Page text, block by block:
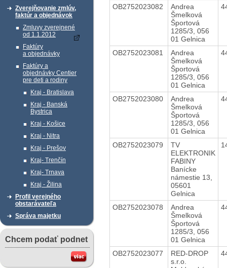
Zverejňovanie zmlúv,
faktúr a objednávok
Zmluvy zverejnené
od 1.1.2012
Faktúry
a objednávky
Faktúry a
objednávky Centier
pre deti a rodiny
Kraj - Bratislava
Kraj - Banská
Bystrica
Kraj - Košice
Kraj - Nitra
Kraj - Prešov
Kraj- Trenčín
Kraj- Trnava
Kraj - Žilina
Profil verejného
obstarávateľa
Správa majetku
Chcem podať podnet
OB2752023082
Andrea
Šmelková
Športová
1285/3, 056
01 Gelnica
OB2752023081
Andrea
Šmelková
Športová
1285/3, 056
01 Gelnica
OB2752023080
Andrea
Šmelková
Športová
1285/3, 056
01 Gelnica
OB2752023079
TV
ELEKTRONIK
FABINY
Banícke
námestie 13,
05601
Gelnica
OB2752023078
Andrea
Šmelková
Športová
1285/3, 056
01 Gelnica
OB2752023077
RED-DROP
s.r.o.